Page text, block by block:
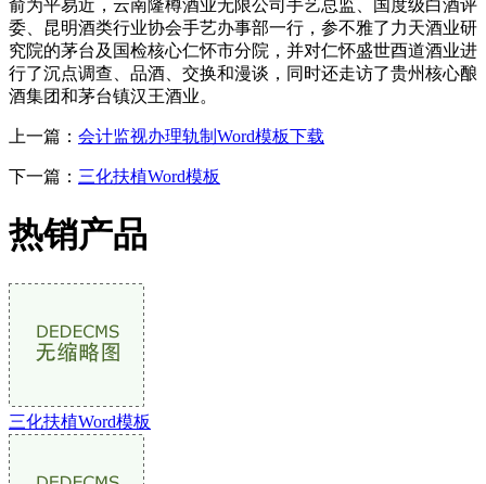
俞为平易近，云南隆樽酒业无限公司手艺总监、国度级白酒评
委、昆明酒类行业协会手艺办事部一行，参不雅了力天酒业研
究院的茅台及国检核心仁怀市分院，并对仁怀盛世酉道酒业进
行了沉点调查、品酒、交换和漫谈，同时还走访了贵州核心酿
酒集团和茅台镇汉王酒业。
上一篇： 会计监视办理轨制Word模板下载
下一篇： 三化扶植Word模板
热销产品
三化扶植Word模板